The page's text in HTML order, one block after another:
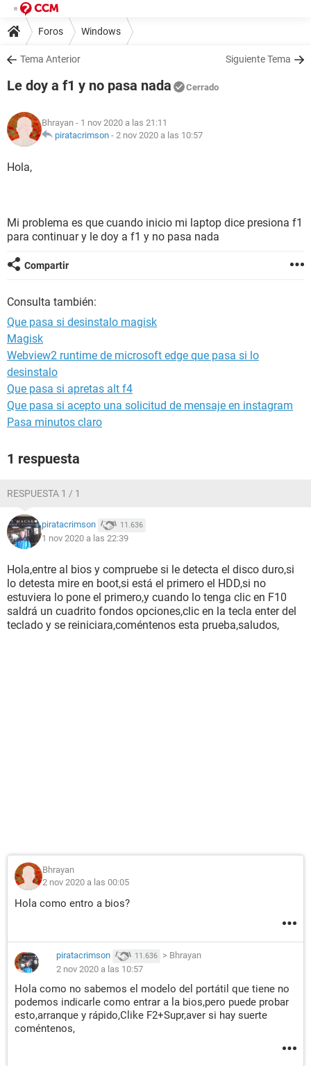
Foros Windows
Tema Anterior Siguiente Tema
Le doy a f1 y no pasa nada Cerrado
Bhrayan - 1 nov 2020 a las 21:11
piratacrimson - 2 nov 2020 a las 10:57
Hola,
Mi problema es que cuando inicio mi laptop dice presiona f1
para continuar y le doy a f1 y no pasa nada
Compartir
Consulta también:
Que pasa si desinstalo magisk
Magisk
Webview2 runtime de microsoft edge que pasa si lo
desinstalo
Que pasa si apretas alt f4
Que pasa si acepto una solicitud de mensaje en instagram
Pasa minutos claro
1 respuesta
RESPUESTA 1 / 1
piratacrimson 11.636
1 nov 2020 a las 22:39
Hola,entre al bios y compruebe si le detecta el disco duro,si
lo detesta mire en boot,si está el primero el HDD,si no
estuviera lo pone el primero,y cuando lo tenga clic en F10
saldrá un cuadrito fondos opciones,clic en la tecla enter del
teclado y se reiniciara,coméntenos esta prueba,saludos,
Bhrayan
2 nov 2020 a las 00:05
Hola como entro a bios?
piratacrimson 11.636 > Bhrayan
2 nov 2020 a las 10:57
Hola como no sabemos el modelo del portátil que tiene no
podemos indicarle como entrar a la bios,pero puede probar
esto,arranque y rápido,Clike F2+Supr,aver si hay suerte
coméntenos,